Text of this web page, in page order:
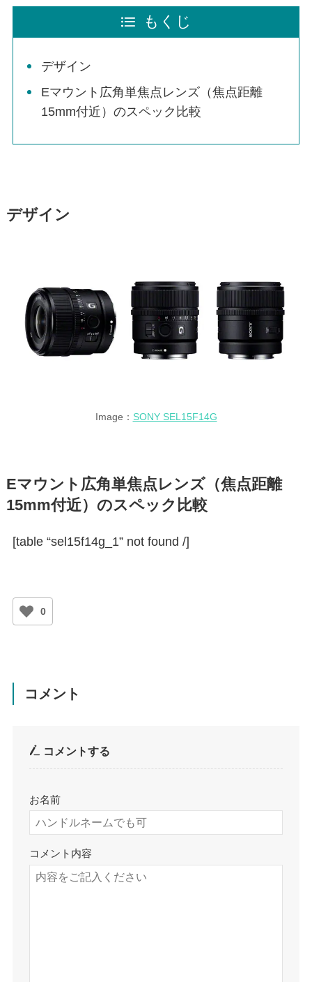
もくじ
デザイン
Eマウント広角単焦点レンズ（焦点距離
15mm付近）のスペック比較
デザイン
Image： SONY SEL15F14G
Eマウント広角単焦点レンズ（焦点距離
15mm付近）のスペック比較
[table “sel15f14g_1” not found /]
0
コメント
コメントする
お名前
コメント内容